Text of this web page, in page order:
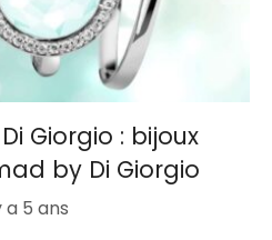
Giorgio : bijoux
by Di Giorgio
a 5 ans